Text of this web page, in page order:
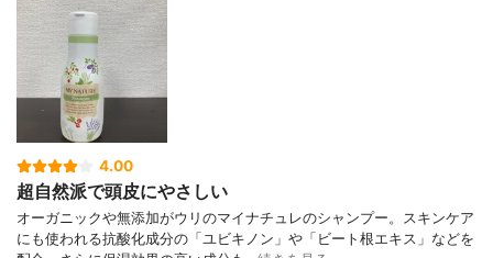
4.00
超自然派で頭皮にやさしい
オーガニックや無添加がウリのマイナチュレのシャンプー。スキンケア
にも使われる抗酸化成分の「ユビキノン」や「ビート根エキス」などを